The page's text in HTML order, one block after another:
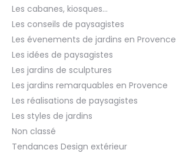
Les cabanes, kiosques…
Les conseils de paysagistes
Les évenements de jardins en Provence
Les idées de paysagistes
Les jardins de sculptures
Les jardins remarquables en Provence
Les réalisations de paysagistes
Les styles de jardins
Non classé
Tendances Design extérieur